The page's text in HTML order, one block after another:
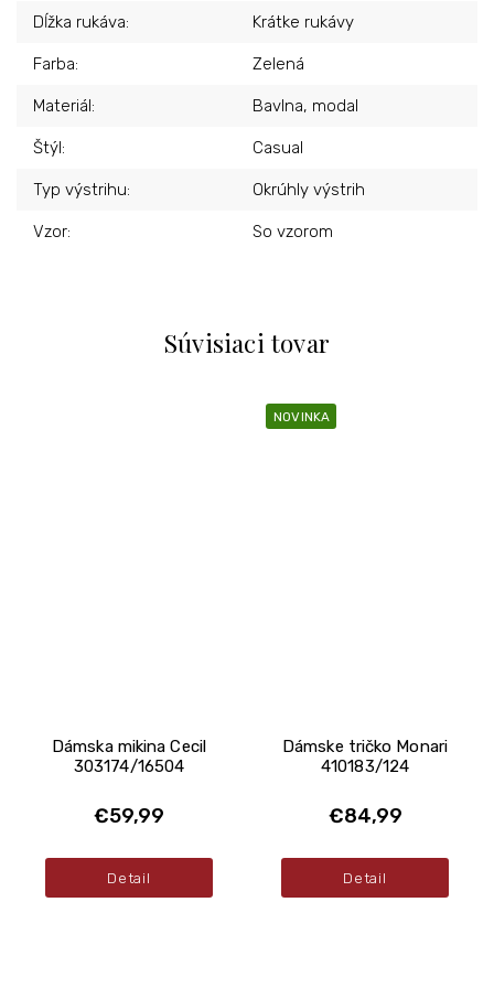
Súvisiaci tovar
Dámska mikina Cecil
303174/16504
€59,99
Detail
NOVINKA
Dámske tričko Monari
410183/124
€84,99
Detail
Dĺžka rukáva: Krátke rukávy
Farba: Zelená
Materiál: Bavlna, modal
Štýl: Casual
Typ výstrihu: Okrúhly výstrih
Vzor: So vzorom